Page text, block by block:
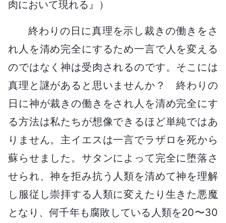
肉において現れる』）
終わりの日に真理を示し裁きの働きをさ
れ人を清め完全にするため一言で人を変える
のではなく神は受肉されるのです。そこには
真理と謎があると思いませんか？ 終わりの
日に神が裁きの働きをされ人を清め完全にす
る方法は私たちが想像できるほど単純ではあ
りません。主イエスは一言でラザロを死から
蘇らせました。サタンによって完全に堕落さ
せられ、神を拒み抗う人類を清めて神を理解
し服従し崇拝する人類に変えたり生きた悪魔
となり、何千年も腐敗している人類を20〜30